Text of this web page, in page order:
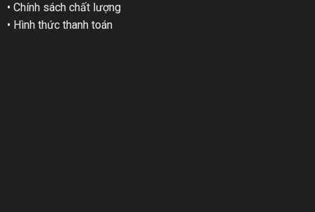
• Chính sách chất lượng
• Hình thức thanh toán